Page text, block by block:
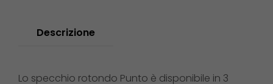
Descrizione
Lo specchio rotondo Punto è disponibile in 3